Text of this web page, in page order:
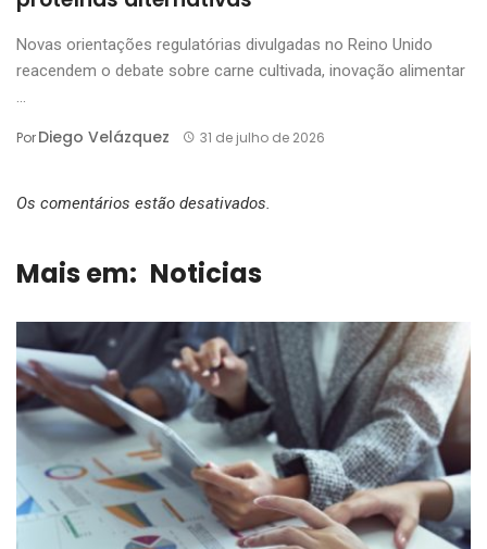
Novas orientações regulatórias divulgadas no Reino Unido
reacendem o debate sobre carne cultivada, inovação alimentar
...
PorDiego Velázquez 31 de julho de 2026
Os comentários estão desativados.
Mais em: Noticias